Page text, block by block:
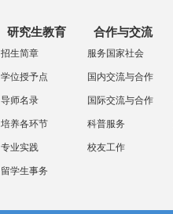
研究生教育
招生简章
学位授予点
导师名录
培养各环节
专业实践
留学生事务
合作与交流
服务国家社会
国内交流与合作
国际交流与合作
科普服务
校友工作